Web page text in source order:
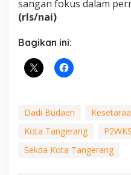
sangan fokus dalam
(rls/nai)
Bagikan ini:
Dadi Budaeri
Kota Tangerang
Sekda Kota Tangerang